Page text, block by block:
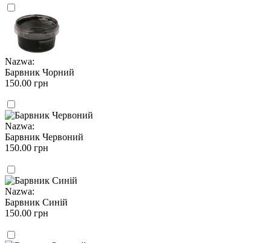
Nazwa:
Барвник Чорний
150.00 грн
Nazwa:
Барвник Червоний
150.00 грн
Nazwa:
Барвник Синій
150.00 грн